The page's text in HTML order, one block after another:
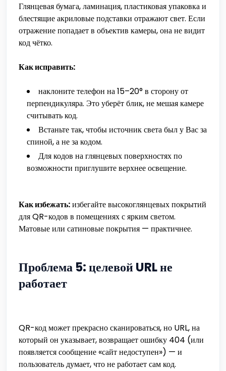
Глянцевая бумага, ламинация, пластиковая упаковка и
блестящие акриловые подставки отражают свет. Если
отражение попадает в объектив камеры, она не видит
код чётко.
Как исправить:
наклоните телефон на 15–20° в сторону от
перпендикуляра. Это уберёт блик, не мешая камере
считывать код.
Встаньте так, чтобы источник света был у Вас за
спиной, а не за кодом.
Для кодов на глянцевых поверхностях по
возможности приглушите верхнее освещение.
Как избежать:избегайте высокоглянцевых покрытий
для QR-кодов в помещениях с ярким светом.
Матовые или сатиновые покрытия — практичнее.
Проблема 5: целевой URL не
работает
QR-код может прекрасно сканироваться, но URL, на
который он указывает, возвращает ошибку 404 (или
появляется сообщение «сайт недоступен») — и
пользователь думает, что не работает сам код.